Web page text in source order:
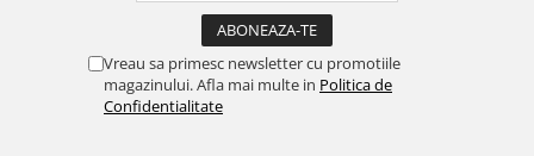
Vreau sa primesc newsletter cu promotiile
magazinului. Afla mai multe in Politica de
Confidentialitate